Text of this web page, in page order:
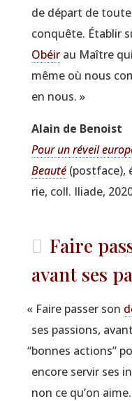
de départ de
conquête. Éta­blir
Obéirau Maître
même où nous
en nous. »
Alain de Benoist
Pour un réveil
Beau­té(post­face),
rie, coll. Iliade,
Faire
avant ses
« Faire pas­ser son
ses pas­sions,
“bonnes actions”
encore ser­vir ses
non ce qu’on